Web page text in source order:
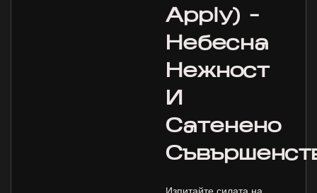
Apply) –
Небесна
Нежност
И
Сатенено